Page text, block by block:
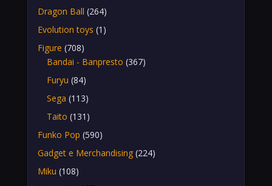
Dragon Ball (264)
Evolution toys (1)
Figure (708)
Bandai - Banpresto (367)
Furyu (84)
Sega (113)
Taito (131)
Funko Pop (590)
Gadget e Merchandising (224)
Miku (108)